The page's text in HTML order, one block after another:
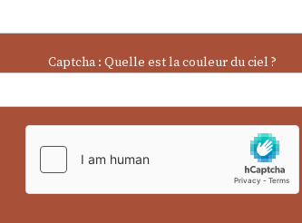
Captcha : Quelle est la couleur du ciel ?